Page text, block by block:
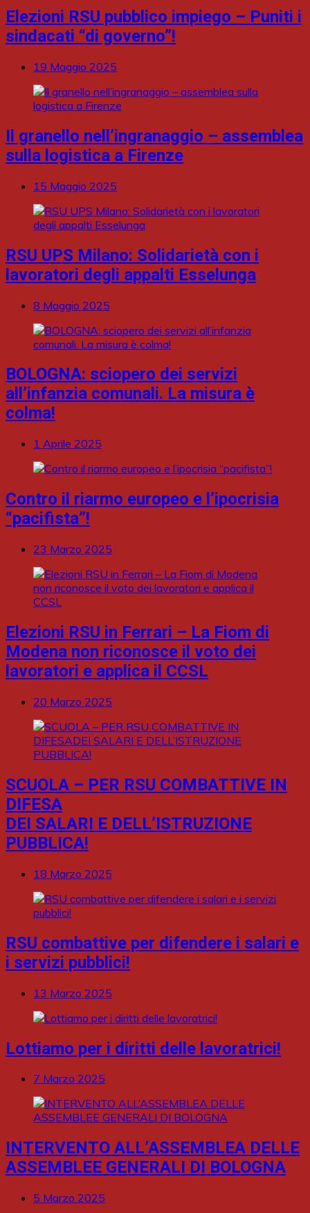
Elezioni RSU pubblico impiego – Puniti i
sindacati “di governo”!
19 Maggio 2025
Il granello nell’ingranaggio – assemblea
sulla logistica a Firenze
15 Maggio 2025
RSU UPS Milano: Solidarietà con i
lavoratori degli appalti Esselunga
8 Maggio 2025
BOLOGNA: sciopero dei servizi
all’infanzia comunali. La misura è
colma!
1 Aprile 2025
Contro il riarmo europeo e l’ipocrisia
“pacifista”!
23 Marzo 2025
Elezioni RSU in Ferrari – La Fiom di
Modena non riconosce il voto dei
lavoratori e applica il CCSL
20 Marzo 2025
SCUOLA – PER RSU COMBATTIVE IN
DIFESA
DEI SALARI E DELL’ISTRUZIONE
PUBBLICA!
18 Marzo 2025
RSU combattive per difendere i salari e
i servizi pubblici!
13 Marzo 2025
Lottiamo per i diritti delle lavoratrici!
7 Marzo 2025
INTERVENTO ALL’ASSEMBLEA DELLE
ASSEMBLEE GENERALI DI BOLOGNA
5 Marzo 2025